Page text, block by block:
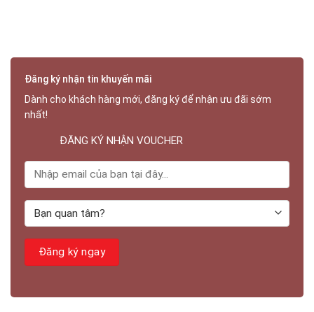
Đăng ký nhận tin khuyến mãi
Dành cho khách hàng mới, đăng ký để nhận ưu đãi sớm
nhất!
ĐĂNG KÝ NHẬN VOUCHER